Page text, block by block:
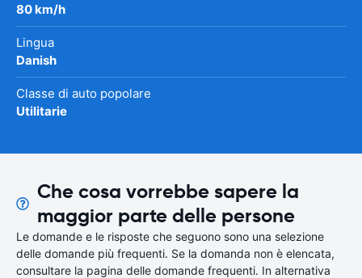
80 km/h
Lingua
Danish
Classe di auto popolare
Utilitarie
Che cosa vorrebbe sapere la
maggior parte delle persone
Le domande e le risposte che seguono sono una selezione
delle domande più frequenti. Se la domanda non è elencata,
consultare la pagina delle domande frequenti. In alternativa